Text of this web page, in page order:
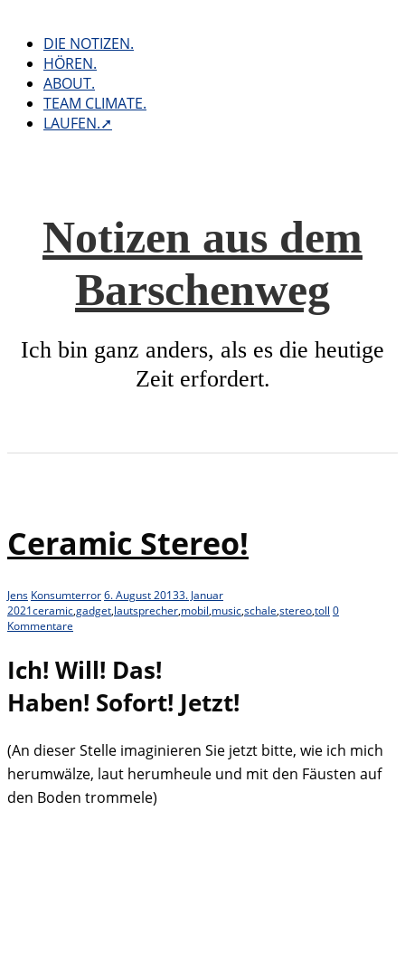
contentDIE NOTIZEN.
HÖREN.
ABOUT.
TEAM CLIMATE.
LAUFEN.➚
Notizen aus dem
Barschenweg
Ich bin ganz anders, als es die heutige
Zeit erfordert.
Ceramic Stereo!
Jens Konsumterror6. August 20133. Januar
2021ceramic,gadget,lautsprecher,mobil,music,schale,stereo,toll 0
Kommentare
Ich! Will! Das!
Haben! Sofort! Jetzt!
(An dieser Stelle imaginieren Sie jetzt bitte, wie ich mich
herumwälze, laut herumheule und mit den Fäusten auf
den Boden trommele)